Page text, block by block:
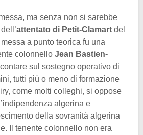
ma senza non si sarebbe
attentato di Petit-Clamart del
a punto teorica fu una
colonnello Jean Bastien-
sul sostegno operativo di
tutti più o meno di formazione
come molti colleghi, si oppose
algerina e
della sovranità algerina
Il tenente colonnello non era